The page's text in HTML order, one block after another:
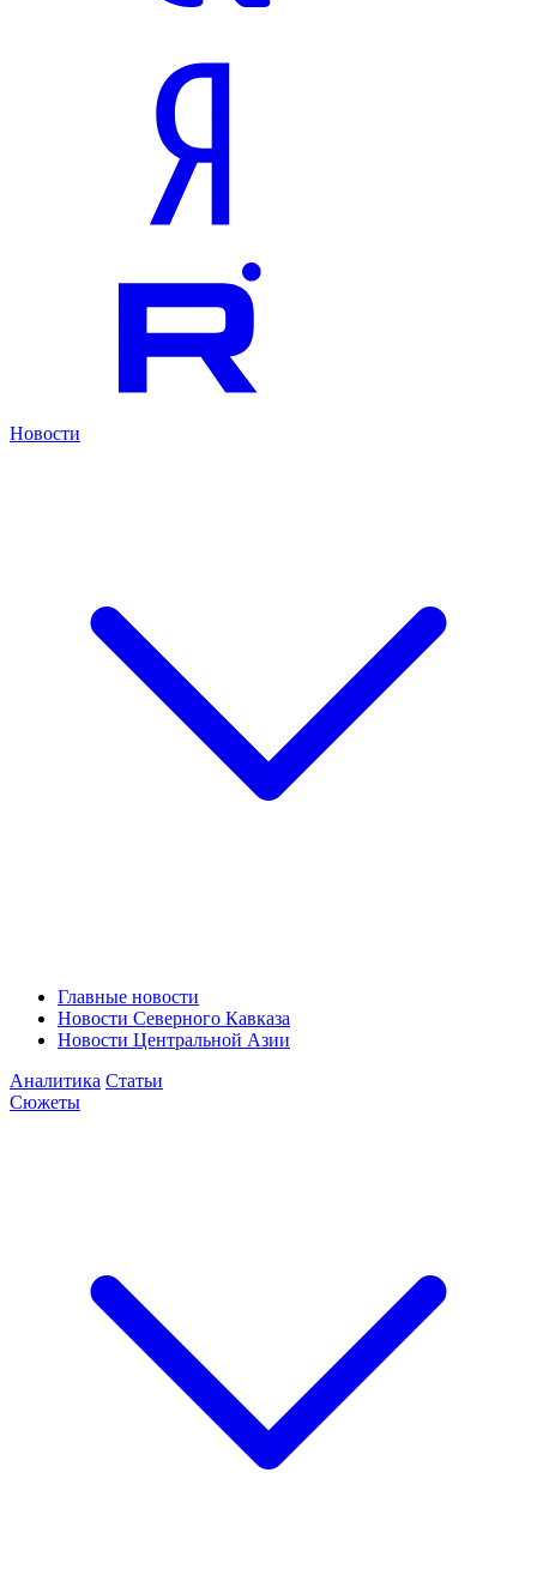
Новости
Главные новости
Новости Северного Кавказа
Новости Центральной Азии
Аналитика Статьи
Сюжеты